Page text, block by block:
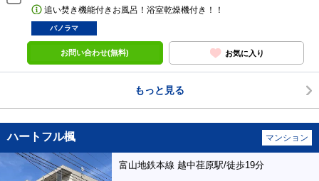
追い焚き機能付きお風呂！浴室乾燥機付き！！
パノラマ
お問い合わせ(無料) お気に入り
もっと見る
ハートフル楓 マンション
富山地鉄本線 越中荏原駅/徒歩19分